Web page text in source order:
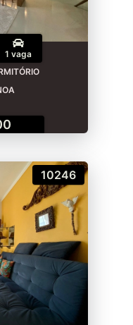
1 vaga
10246